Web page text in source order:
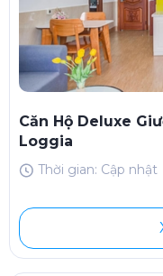
Căn Hộ Deluxe
Loggia
Thời gian: Cập nhật